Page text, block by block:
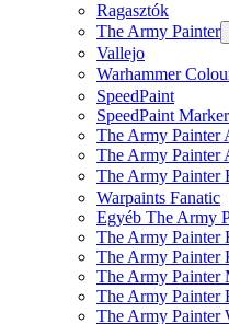
Ragasztók
The Army Painter
Vallejo
Warhammer
SpeedPaint
SpeedPaint Marker
The Army Painter
The Army Painter
The Army Painter
Warpaints Fanatic
Egyéb The Army
The Army Painter
The Army Painter
The Army Painter
The Army Painter
The Army Painter